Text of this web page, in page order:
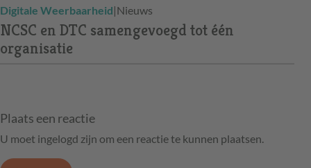
Digitale Weerbaarheid|Nieuws
NCSC en DTC samengevoegd tot één
organisatie
Plaats een reactie
U moet ingelogd zijn om een reactie te kunnen plaatsen.